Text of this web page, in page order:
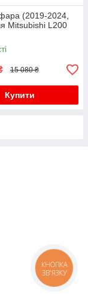
(2019-2024,
Mitsubishi L200
15 080 ₴
Купити
КНОПКА
ЗВ'ЯЗКУ